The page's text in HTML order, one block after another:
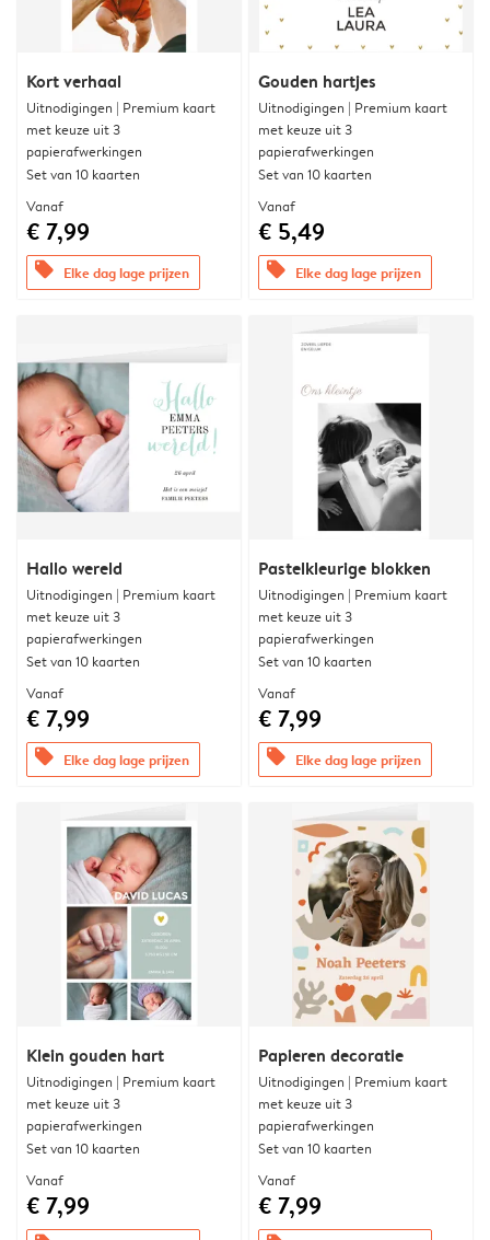
Kort verhaal
Uitnodigingen | Premium kaart
met keuze uit 3
papierafwerkingen
Set van 10 kaarten
Vanaf
€ 7,99
offers Elke dag lage prijzen
Gouden hartjes
Uitnodigingen | Premium kaart
met keuze uit 3
papierafwerkingen
Set van 10 kaarten
Vanaf
€ 5,49
offers Elke dag lage prijzen
Hallo wereld
Uitnodigingen | Premium kaart
met keuze uit 3
papierafwerkingen
Set van 10 kaarten
Vanaf
€ 7,99
offers Elke dag lage prijzen
Pastelkleurige blokken
Uitnodigingen | Premium kaart
met keuze uit 3
papierafwerkingen
Set van 10 kaarten
Vanaf
€ 7,99
offers Elke dag lage prijzen
Klein gouden hart
Uitnodigingen | Premium kaart
met keuze uit 3
papierafwerkingen
Set van 10 kaarten
Vanaf
€ 7,99
Papieren decoratie
Uitnodigingen | Premium kaart
met keuze uit 3
papierafwerkingen
Set van 10 kaarten
Vanaf
€ 7,99